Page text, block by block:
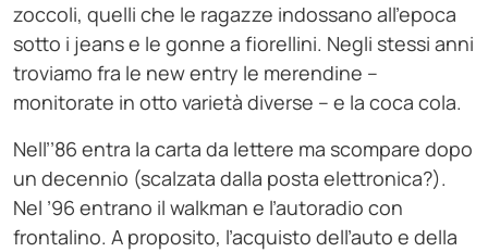
zoccoli, quelli che le ragazze indossano all’epoca
sotto i jeans e le gonne a fiorellini. Negli stessi anni
troviamo fra le new entry le merendine –
monitorate in otto varietà diverse – e la coca cola.
Nell’’86 entra la carta da lettere ma scompare dopo
un decennio (scalzata dalla posta elettronica?).
Nel ’96 entrano il walkman e l’autoradio con
frontalino. A proposito, l’acquisto dell’auto e della